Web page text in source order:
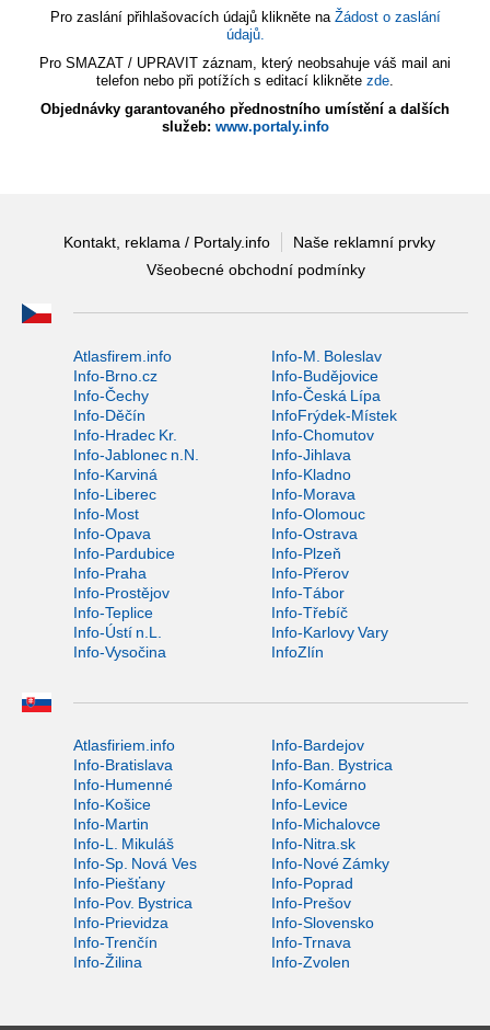
Pro zaslání přihlašovacích údajů klikněte na Žádost o zaslání
údajů.
Pro SMAZAT / UPRAVIT záznam, který neobsahuje váš mail ani
telefon nebo při potížích s editací klikněte zde.
Objednávky garantovaného přednostního umístění a dalších
služeb: www.portaly.info
Kontakt, reklama / Portaly.info
Naše reklamní prvky
Všeobecné obchodní podmínky
Atlasfirem.info
Info-M. Boleslav
Info-Brno.cz
Info-Budějovice
Info-Čechy
Info-Česká Lípa
Info-Děčín
InfoFrýdek-Místek
Info-Hradec Kr.
Info-Chomutov
Info-Jablonec n.N.
Info-Jihlava
Info-Karviná
Info-Kladno
Info-Liberec
Info-Morava
Info-Most
Info-Olomouc
Info-Opava
Info-Ostrava
Info-Pardubice
Info-Plzeň
Info-Praha
Info-Přerov
Info-Prostějov
Info-Tábor
Info-Teplice
Info-Třebíč
Info-Ústí n.L.
Info-Karlovy Vary
Info-Vysočina
InfoZlín
Atlasfiriem.info
Info-Bardejov
Info-Bratislava
Info-Ban. Bystrica
Info-Humenné
Info-Komárno
Info-Košice
Info-Levice
Info-Martin
Info-Michalovce
Info-L. Mikuláš
Info-Nitra.sk
Info-Sp. Nová Ves
Info-Nové Zámky
Info-Piešťany
Info-Poprad
Info-Pov. Bystrica
Info-Prešov
Info-Prievidza
Info-Slovensko
Info-Trenčín
Info-Trnava
Info-Žilina
Info-Zvolen